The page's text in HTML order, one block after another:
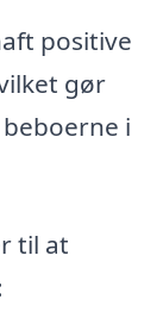
positive
gør
i
til at